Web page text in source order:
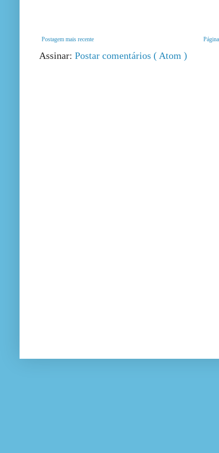
Postagem mais recente
Assinar: Postar comentários ( Atom )